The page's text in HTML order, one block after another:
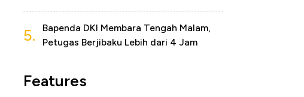
5.
Bapenda DKI Membara Tengah Malam,
Petugas Berjibaku Lebih dari 4 Jam
Features